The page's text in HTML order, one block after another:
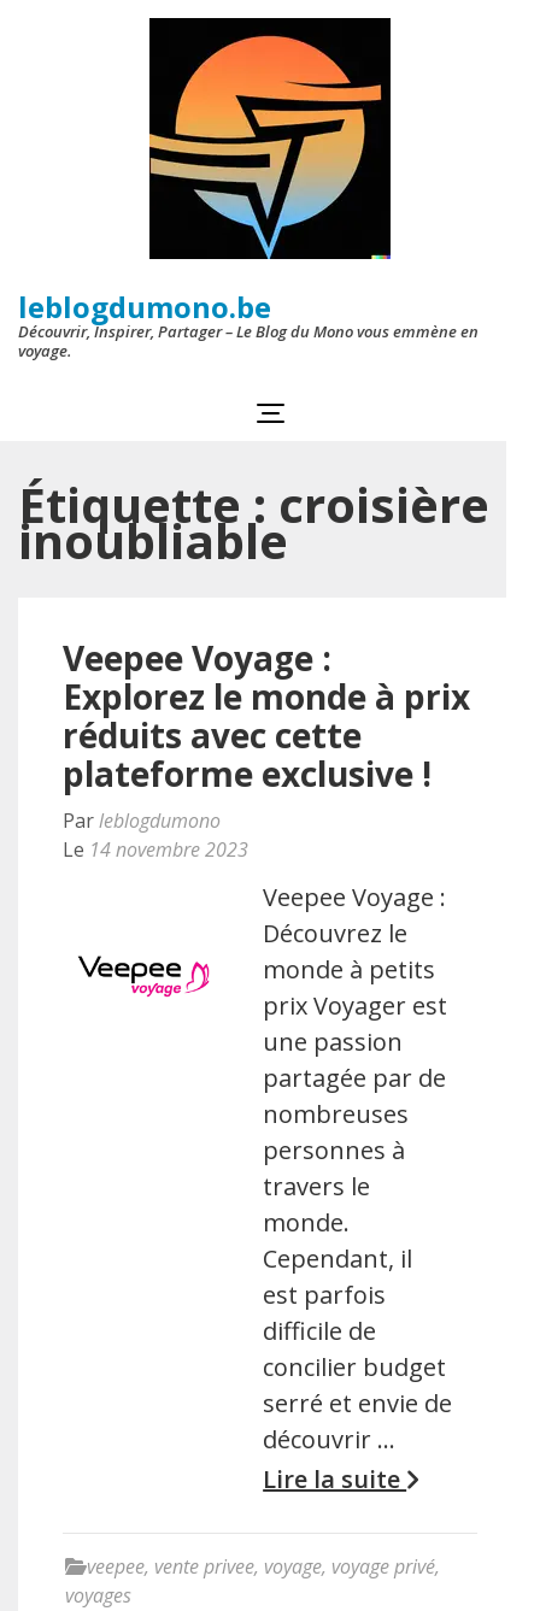
leblogdumono.be
Découvrir, Inspirer, Partager – Le Blog du Mono vous emmène en
voyage.
Étiquette : croisière
inoubliable
Veepee Voyage :
Explorez le monde à prix
réduits avec cette
plateforme exclusive !
Parleblogdumono
Le 14 novembre 2023
Veepee Voyage :
Découvrez le
monde à petits
prix Voyager est
une passion
partagée par de
nombreuses
personnes à
travers le
monde.
Cependant, il
est parfois
difficile de
concilier budget
serré et envie de
découvrir …
Lire la suite
veepee, vente privee, voyage, voyage privé,
voyages